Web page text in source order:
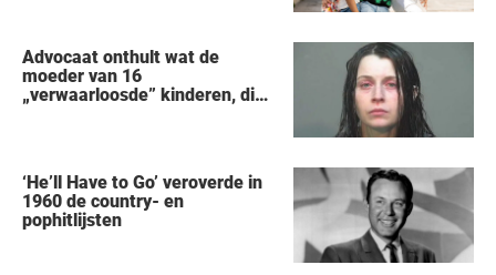
Advocaat onthult wat de
moeder van 16
„verwaarloosde” kinderen, die
‘He’ll Have to Go’ veroverde in
1960 de country- en
pophitlijsten